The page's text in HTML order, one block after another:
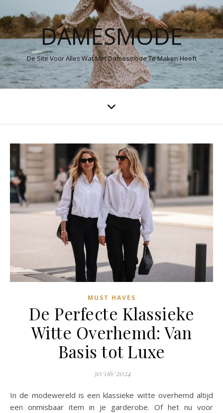
DAMESMODE
De Site Voor Alles Wat Met Damesmode Te Maken Heeft
MUST HAVES
De Perfecte Klassieke
Witte Overhemd: Van
Basis tot Luxe
30/06/2024
In de modewereld is een klassieke witte overhemd altijd
een onmisbaar item in je garderobe. Of het nu voor